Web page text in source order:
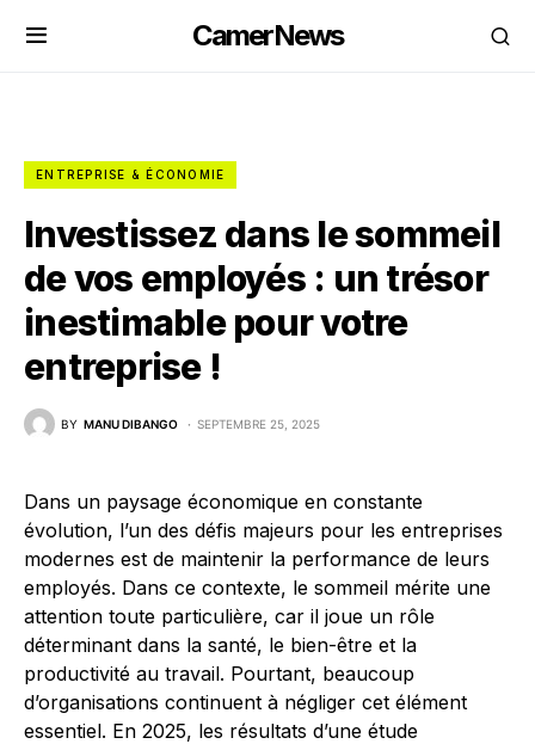
CamerNews
ENTREPRISE & ÉCONOMIE
Investissez dans le sommeil
de vos employés : un trésor
inestimable pour votre
entreprise !
BY MANU DIBANGO SEPTEMBRE 25, 2025
Dans un paysage économique en constante
évolution, l’un des défis majeurs pour les entreprises
modernes est de maintenir la performance de leurs
employés. Dans ce contexte, le sommeil mérite une
attention toute particulière, car il joue un rôle
déterminant dans la santé, le bien-être et la
productivité au travail. Pourtant, beaucoup
d’organisations continuent à négliger cet élément
essentiel. En 2025, les résultats d’une étude